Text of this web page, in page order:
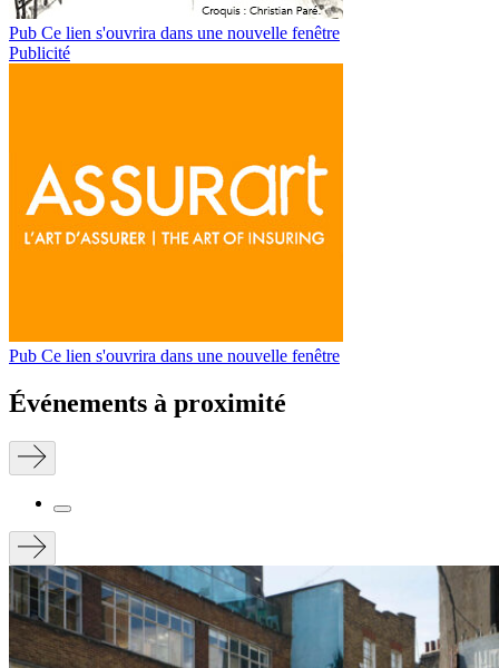
Pub Ce lien s'ouvrira dans une nouvelle fenêtre
Publicité
Pub Ce lien s'ouvrira dans une nouvelle fenêtre
Événements à proximité